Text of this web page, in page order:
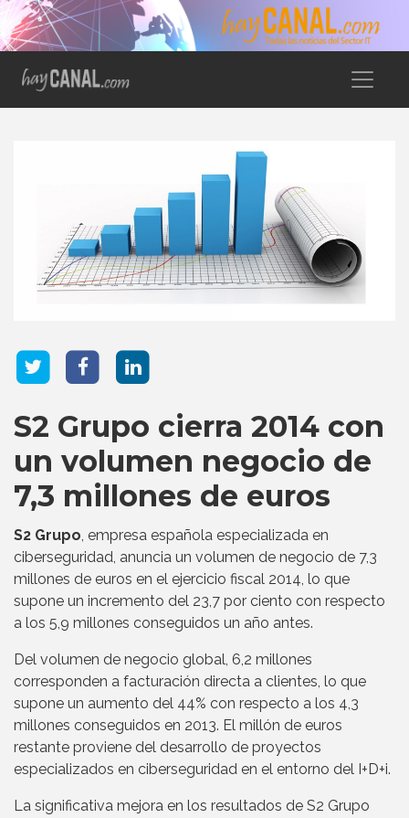
S2 Grupo cierra 2014 con
un volumen negocio de
7,3 millones de euros
S2 Grupo, empresa española especializada en
ciberseguridad, anuncia un volumen de negocio de 7,3
millones de euros en el ejercicio fiscal 2014, lo que
supone un incremento del 23,7 por ciento con respecto
a los 5,9 millones conseguidos un año antes.
Del volumen de negocio global, 6,2 millones
corresponden a facturación directa a clientes, lo que
supone un aumento del 44% con respecto a los 4,3
millones conseguidos en 2013. El millón de euros
restante proviene del desarrollo de proyectos
especializados en ciberseguridad en el entorno del I+D+i.
La significativa mejora en los resultados de S2 Grupo